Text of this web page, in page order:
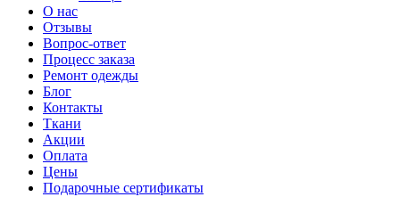
О нас
Отзывы
Вопрос-ответ
Процесс заказа
Ремонт одежды
Блог
Контакты
Ткани
Акции
Оплата
Цены
Подарочные сертификаты